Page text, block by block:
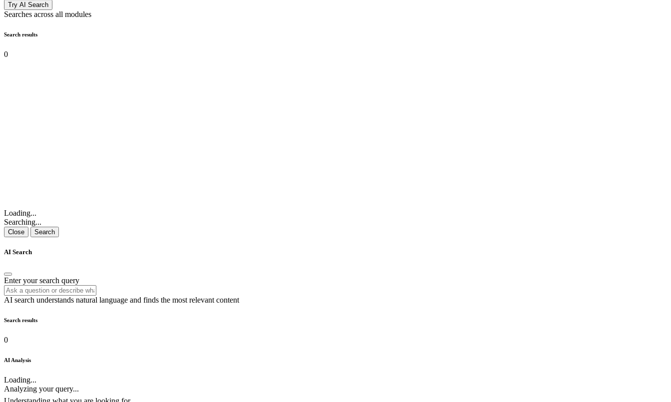
Try AI Search
Searches across all modules
Search results
0
Loading...
Searching...
Close Search
AI Search
Enter your search query
AI search understands natural language and finds the most relevant content
Search results
0
AI Analysis
Loading...
Analyzing your query...